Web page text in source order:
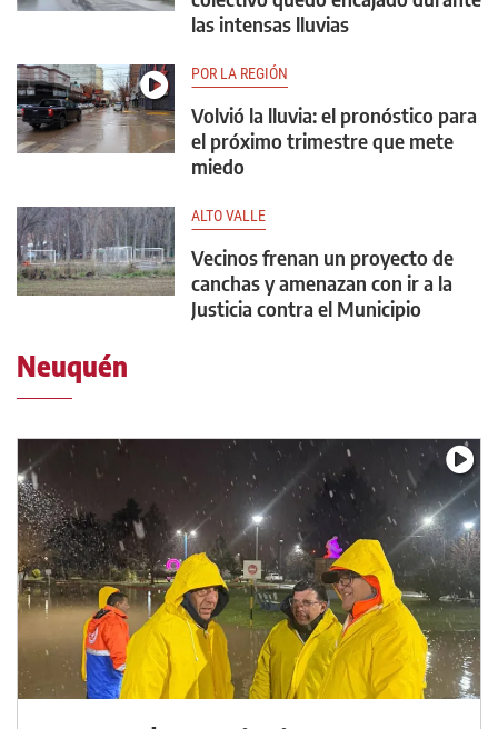
las intensas lluvias
POR LA REGIÓN
Volvió la lluvia: el pronóstico para
el próximo trimestre que mete
miedo
ALTO VALLE
Vecinos frenan un proyecto de
canchas y amenazan con ir a la
Justicia contra el Municipio
Neuquén